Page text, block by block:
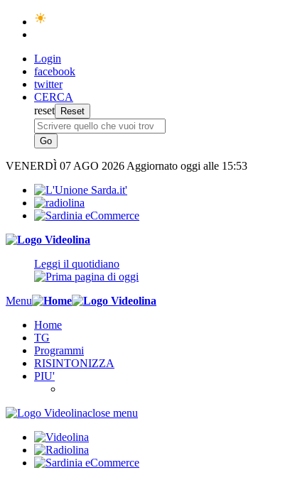
Login
facebook
twitter
CERCA
reset
VENERDÌ 07 AGO 2026 Aggiornato oggi alle 15:53
Leggi il quotidiano
Menu
Home
TG
Programmi
RISINTONIZZA
PIU'
close menu